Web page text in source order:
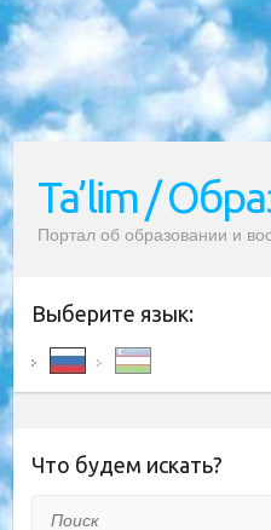
Ta’lim /
Портал об образовании и
Выберите язык:
Что будем искать?